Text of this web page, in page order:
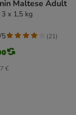
Maltese Adult
x 1,5 kg
€
5 (21)